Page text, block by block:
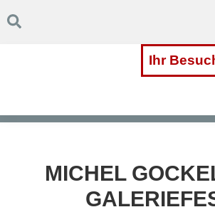
Inhalt
zum
Ihr
MICHEL